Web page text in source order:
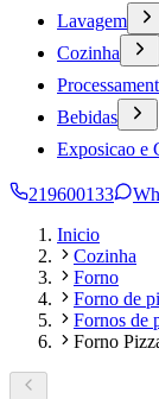
Lavagem
Cozinha
Bebidas
Exposicao e
219600133
Inicio
Cozinha
Forno
Forno de
Fornos de
Forno